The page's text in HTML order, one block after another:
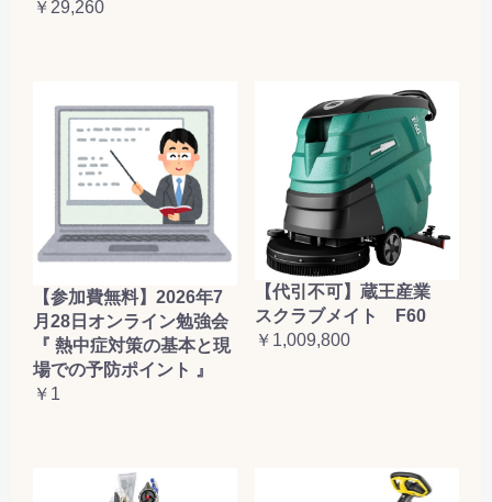
￥29,260
【参加費無料】2026年7
月28日オンライン勉強会
『 熱中症対策の基本と現
場での予防ポイント 』
￥1
【代引不可】蔵王産業
スクラブメイト F60
￥1,009,800